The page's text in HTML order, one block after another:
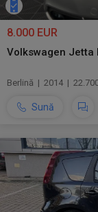
8.000 EUR
Volkswagen Jetta
Berlină | 2014 |
Sună